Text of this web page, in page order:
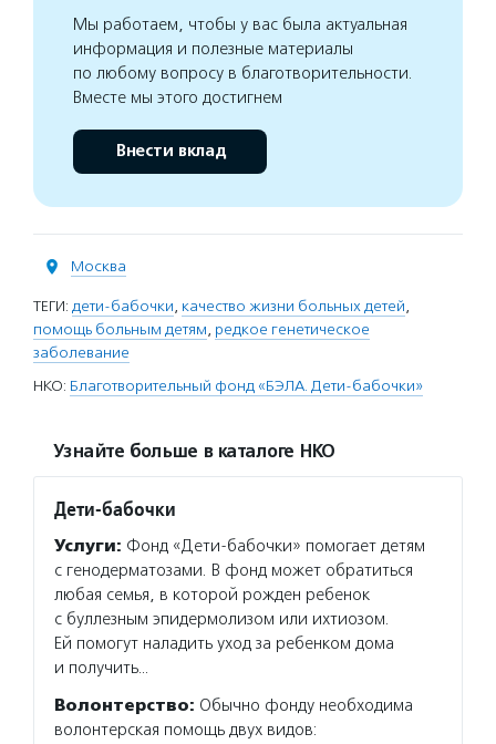
Мы работаем, чтобы у вас была актуальная
информация и полезные материалы
по любому вопросу в благотворительности.
Вместе мы этого достигнем
Внести вклад
Москва
ТЕГИ: дети-бабочки, качество жизни больных детей,
помощь больным детям, редкое генетическое
заболевание
НКО: Благотворительный фонд «БЭЛА. Дети-бабочки»
Узнайте больше в каталоге НКО
Дети-бабочки
Услуги: Фонд «Дети-бабочки» помогает детям
с генодерматозами. В фонд может обратиться
любая семья, в которой рожден ребенок
с буллезным эпидермолизом или ихтиозом.
Ей помогут наладить уход за ребенком дома
и получить…
Волонтерство: Обычно фонду необходима
волонтерская помощь двух видов: